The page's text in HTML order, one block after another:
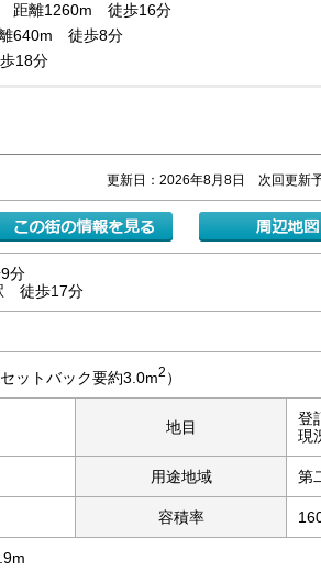
距離1260m 徒歩16分
640m 徒歩8分
18分
更新日：2026年8月8日 次回更新
分
徒歩17分
ットバック要約3.0m2 ）
地目
登
現
用途地域 第
容積率